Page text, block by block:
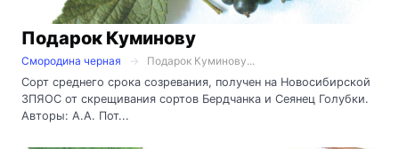
Подарок Куминову
Смородина черная
Подарок Куминову...
Сорт среднего срока созревания, получен на Новосибирской
ЗПЯОС от скрещивания сортов Бердчанка и Сеянец Голубки.
Авторы: А.А. Пот...